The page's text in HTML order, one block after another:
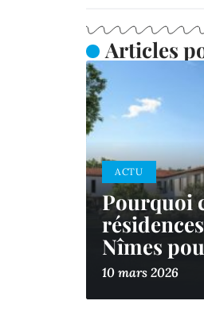
Articles
ACTU
Pourquoi
Nîmes
10 mars 2026